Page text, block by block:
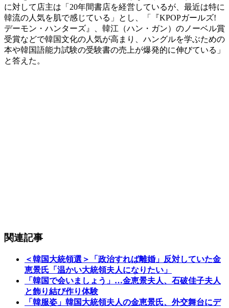
に対して店主は「20年間書店を経営しているが、最近は特に
韓流の人気を肌で感じている」とし、「『KPOPガールズ!
デーモン・ハンターズ』、韓江（ハン・ガン）のノーベル賞
受賞などで韓国文化の人気が高まり、ハングルを学ぶための
本や韓国語能力試験の受験書の売上が爆発的に伸びている」
と答えた。
関連記事
＜韓国大統領選＞「政治すれば離婚」反対していた金
恵景氏「温かい大統領夫人になりたい」
「韓国で会いましょう」…金恵景夫人、石破佳子夫人
と飾り結び作り体験
「韓服姿」韓国大統領夫人の金恵景氏、外交舞台にデ